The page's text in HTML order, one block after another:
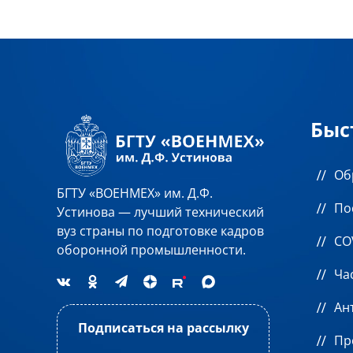
типа «Атлант», «Орлан» и др., а также на
технических характеристик
проведены ряд НИР для обеспечения
перспективных комплексов и систем. Автор
изобретений.
БГТУ «ВОЕНМЕХ» им. Д.Ф.
Устинова — лучший технический
вуз страны по подготовке кадров
оборонной промышленности.
Подписаться на рассылку